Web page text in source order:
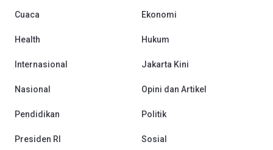
Cuaca Ekonomi
Health Hukum
Internasional Jakarta Kini
Nasional Opini dan Artikel
Pendidikan Politik
Presiden RI Sosial